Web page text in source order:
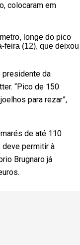
colocaram em
longe do pico
feira (12), que deixou
presidente da
“Pico de 150
para rezar”,
de até 110
permitir à
Brugnaro já